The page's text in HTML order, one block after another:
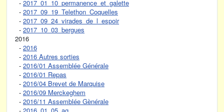
- 2017_01_10_permanence_et_galette
- 2017_09_19_Telethon_Coquelles
- 2017_09_24_virades_de_l_espoir
- 2017_10_03_bergues
2016
- 2016
- 2016 Autres sorties
- 2016/01 Assemblée Générale
- 2016/01 Repas
- 2016/04 Brevet de Marquise
- 2016/09 Merckeghem
- 2016/11 Assemblée Gènérale